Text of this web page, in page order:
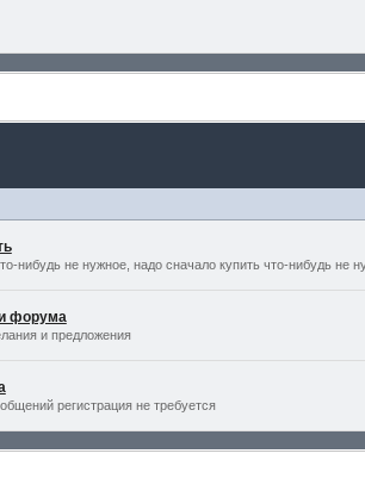
нибудь не нужное, надо сначало купить что-нибудь не
форума
и предложения
регистрация не требуется